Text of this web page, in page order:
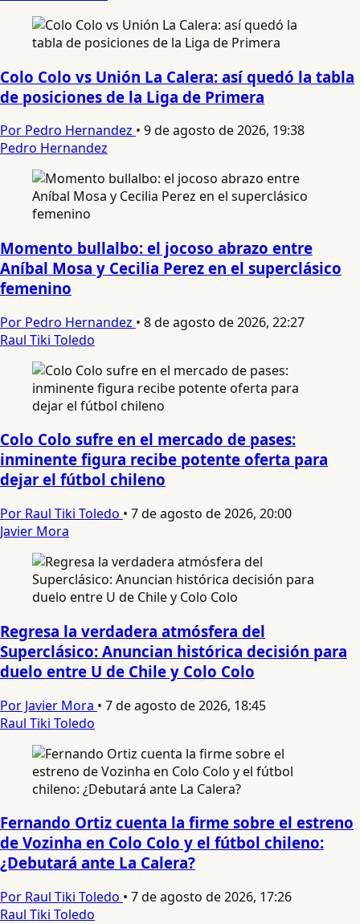
Colo Colo vs Unión La Calera: así quedó la tabla
de posiciones de la Liga de Primera
Por Pedro Hernandez • 9 de agosto de 2026, 19:38
Pedro Hernandez
Momento bullalbo: el jocoso abrazo entre
Aníbal Mosa y Cecilia Perez en el superclásico
femenino
Por Pedro Hernandez • 8 de agosto de 2026, 22:27
Raul Tiki Toledo
Colo Colo sufre en el mercado de pases:
inminente figura recibe potente oferta para
dejar el fútbol chileno
Por Raul Tiki Toledo • 7 de agosto de 2026, 20:00
Javier Mora
Regresa la verdadera atmósfera del
Superclásico: Anuncian histórica decisión para
duelo entre U de Chile y Colo Colo
Por Javier Mora • 7 de agosto de 2026, 18:45
Raul Tiki Toledo
Fernando Ortiz cuenta la firme sobre el estreno
de Vozinha en Colo Colo y el fútbol chileno:
¿Debutará ante La Calera?
Por Raul Tiki Toledo • 7 de agosto de 2026, 17:26
Raul Tiki Toledo